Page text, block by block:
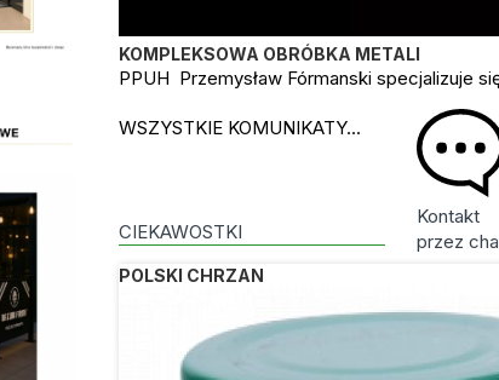
KOMPLEKSOWA OBRÓBKA METALI
PPUH Przemysław Fórmanski specjalizuje
WSZYSTKIE KOMUNIKATY...
CIEKAWOSTKI
POLSKI CHRZAN
Kontakt
przez